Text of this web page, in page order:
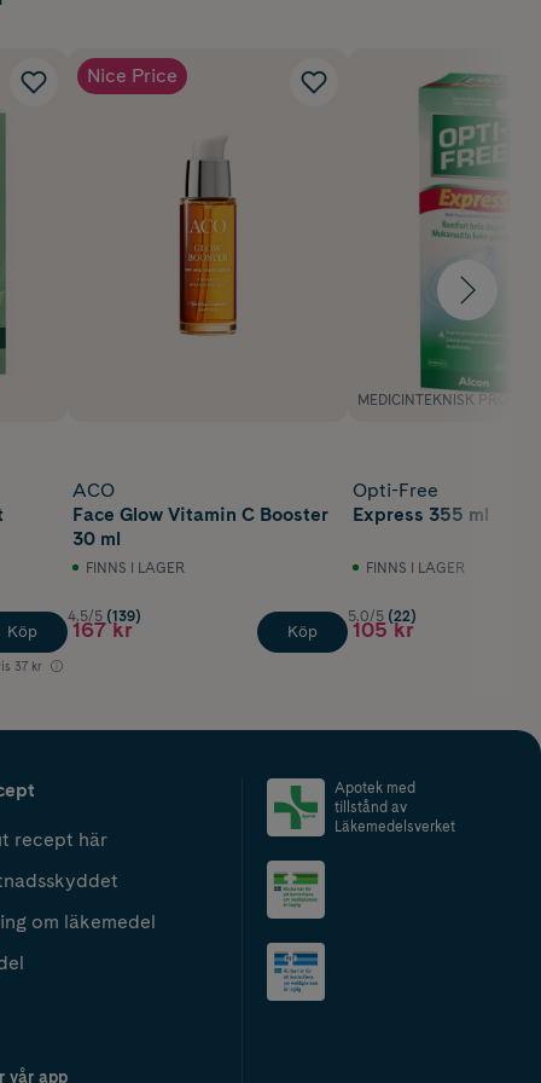
37 kr
Köp
Nice Price
ACO
Face Glow Vitamin C Booster
30 ml
FINNS I LAGER
4.5/5 (139)
167 kr Köp
MEDICINTEKNISK
Opti-Free
Express 355 ml
FINNS I LAGER
5.0/5 (22)
105 kr
recept här
om läkemedel
vår app
Apotek med
tillstånd av
Läkemedelsverket